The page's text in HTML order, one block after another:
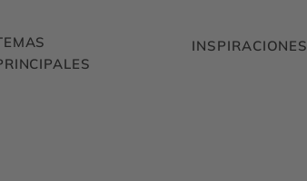
INSPIRACIONES